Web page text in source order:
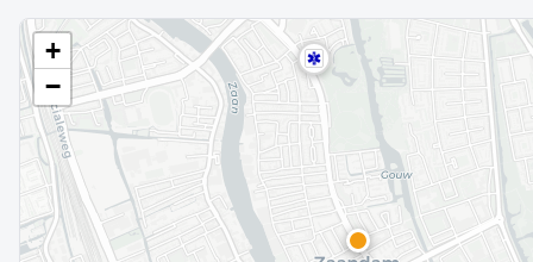
+
−